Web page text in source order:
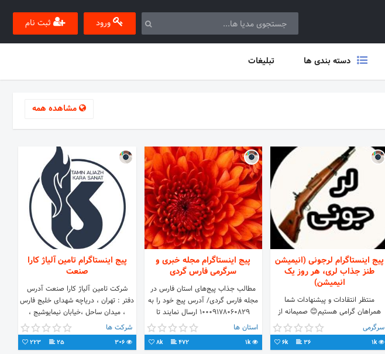
ورود ثبت نام
دسته بندی ها تبلیغات
مشاهده همه
پیج اینستاگرام لرجونی (انیمیشن
طنز جذاب لری، هر روز یک
انیمیشن)
منتظر انتقادات و پیشنهادات شما
همراهان گرامی هستیم😊 صمیمانه از
حمایت شما متشکریم😊😉سرگرمی
1k
36
6k
پیج اینستاگرام مجله خبری و
سرگرمی فارس گردی
مطالب جذاب پیج‌های استان فارس در
مجله فارس گردی/ آدرس پیج خود را به
10009178060829 ارسال نمایند تا
مطالب پیج شما با ذکر منبع منتشر شود
استان ها
1k
472
8k
پیج اینستاگرام تامین آلیاژ کارا
صنعت
شرکت تامین آلیاژ کارا صنعت آدرس
دفتر : تهران ، دریاچه شهدای خلیج فارس
، میدان ساحل ،خیابان نیمایوشیج ،
ساختمان اداری تجاری آکاداسنتر، طبقه ۴
، واحد ۲۰۱ شماره تماس جهت همکاری:
02147004352
شرکت ها
306
25
223